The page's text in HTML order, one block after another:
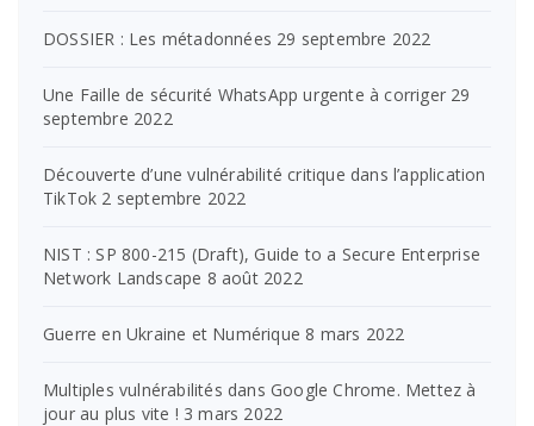
DOSSIER : Les métadonnées 29 septembre 2022
Une Faille de sécurité WhatsApp urgente à corriger 29
septembre 2022
Découverte d’une vulnérabilité critique dans l’application
TikTok 2 septembre 2022
NIST : SP 800-215 (Draft), Guide to a Secure Enterprise
Network Landscape 8 août 2022
Guerre en Ukraine et Numérique 8 mars 2022
Multiples vulnérabilités dans Google Chrome. Mettez à
jour au plus vite ! 3 mars 2022